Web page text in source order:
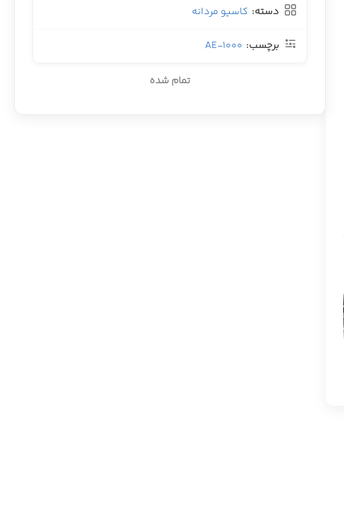
دسته: کاسیو مردانه
برچسب: AE-1000
تمام شده